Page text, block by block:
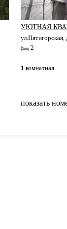
УЮТНАЯ
ул.Пятигорская,
2
1 комнатная
показать